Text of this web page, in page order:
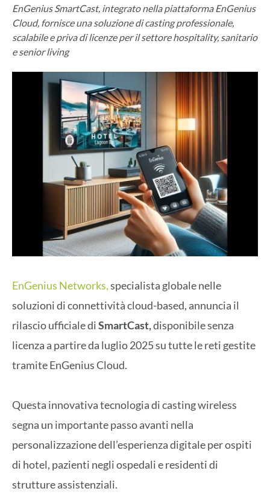
EnGenius SmartCast, integrato nella piattaforma EnGenius
Cloud, fornisce una soluzione di casting professionale,
scalabile e priva di licenze per il settore hospitality, sanitario
e senior living
EnGenius Networks,specialista globale nelle
soluzioni di connettività cloud-based, annuncia il
rilascio ufficiale diSmartCast,disponibile senza
licenza a partire da luglio 2025 su tutte le reti gestite
tramite EnGenius Cloud.
Questa innovativa tecnologia di casting wireless
segna un importante passo avanti nella
personalizzazione dell’esperienza digitale per ospiti
di hotel, pazienti negli ospedali e residenti di
strutture assistenziali.